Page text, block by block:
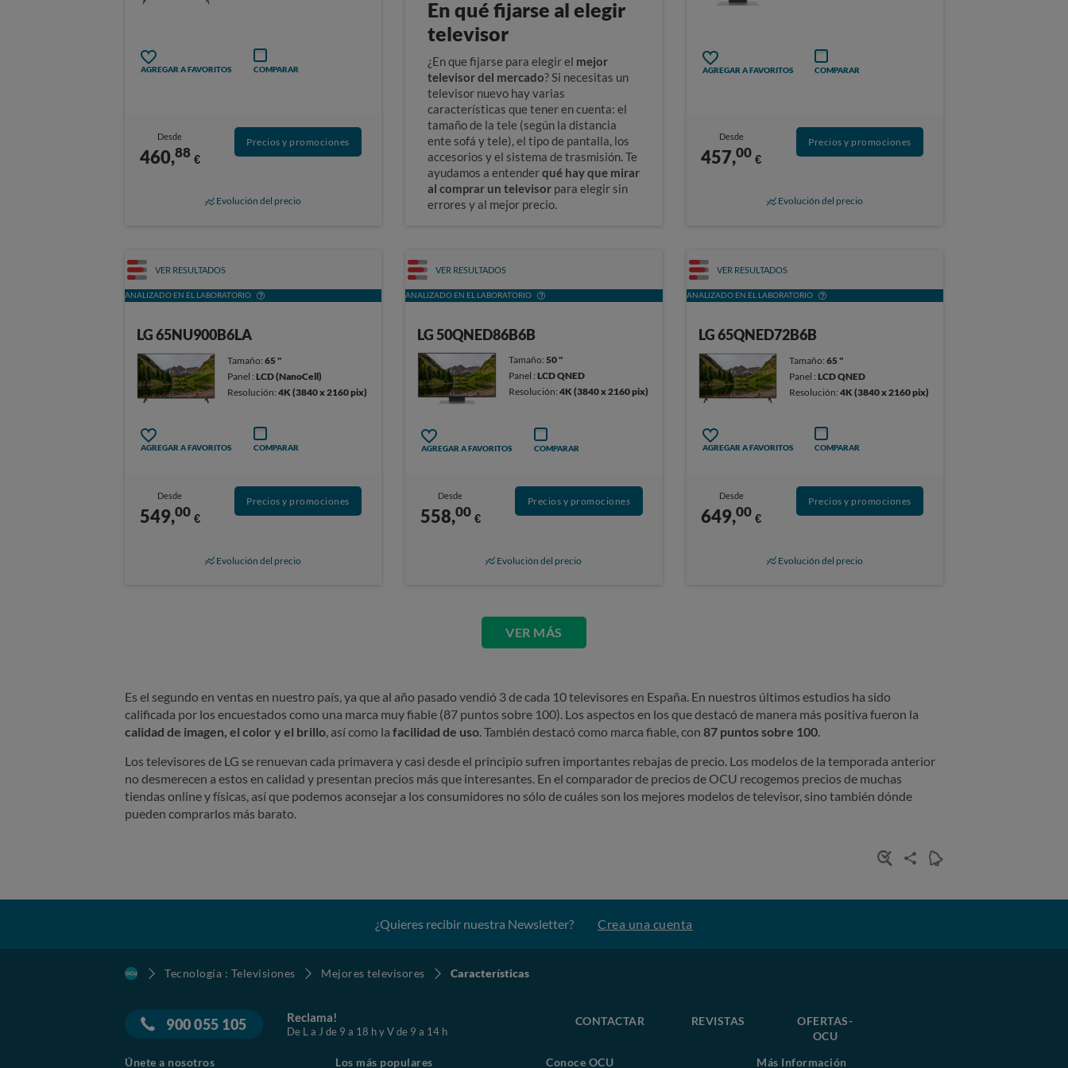
AGREGAR A FAVORITOS COMPARAR
Desde
460,88 €
Precios y promociones
Evolución del precio
En qué fijarse al elegir
televisor
¿En que fijarse para elegir el mejor
televisor del mercado? Si necesitas un
televisor nuevo hay varias
características que tener en cuenta: el
tamaño de la tele (según la distancia
ente sofá y tele), el tipo de pantalla, los
accesorios y el sistema de trasmisión. Te
ayudamos a entenderqué hay que mirar
al comprar un televisor para elegir sin
errores y al mejor precio.
AGREGAR A FAVORITOS COMPARAR
Desde
457,00 €
Precios y promociones
Evolución del precio
VER RESULTADOS
ANALIZADO EN EL LABORATORIO
LG 65NU900B6LA
Tamaño:65 "
Panel :LCD (NanoCell)
Resolución:4K (3840 x 2160 pix)
AGREGAR A FAVORITOS COMPARAR
Desde
549,00 €
Precios y promociones
Evolución del precio
VER RESULTADOS
ANALIZADO EN EL LABORATORIO
LG 50QNED86B6B
Tamaño: 50 "
Panel : LCD QNED
Resolución: 4K (3840 x 2160 pix)
AGREGAR A FAVORITOS COMPARAR
Desde
558,00 €
Precios y promociones
Evolución del precio
VER RESULTADOS
ANALIZADO EN EL LABORATORIO
LG 65QNED72B6B
Tamaño: 65 "
Panel : LCD QNED
Resolución: 4K (3840 x 2160 pix)
AGREGAR A FAVORITOS COMPARAR
Desde
649,00 €
Precios y promociones
Evolución del precio
VER MÁS
Es el segundo en ventas en nuestro país, ya que al año pasado vendió 3 de cada 10 televisores en España. En nuestros últimos estudios ha sido
calificada por los encuestados como una marca muy fiable (87 puntos sobre 100). Los aspectos en los que destacó de manera más positiva fueron la
calidad de imagen, el color y el brillo, así como la facilidad de uso. También destacó como marca fiable, con 87 puntos sobre 100.
Los televisores de LG se renuevan cada primavera y casi desde el principio sufren importantes rebajas de precio. Los modelos de la temporada anterior
no desmerecen a estos en calidad y presentan precios más que interesantes. En el comparador de precios de OCU recogemos precios de muchas
tiendas online y físicas, así que podemos aconsejar a los consumidores no sólo de cuáles son los mejores modelos de televisor, sino también dónde
pueden comprarlos más barato.
¿Quieres recibir nuestra Newsletter? Crea una cuenta
Tecnología : Televisiones Mejores televisores Características
900 055 105 Reclama!
De L a J de 9 a 18 h y V de 9 a 14 h
CONTACTAR REVISTAS
OFERTAS-
OCU
Únete a nosotros Los más populares Conoce OCU Más Información